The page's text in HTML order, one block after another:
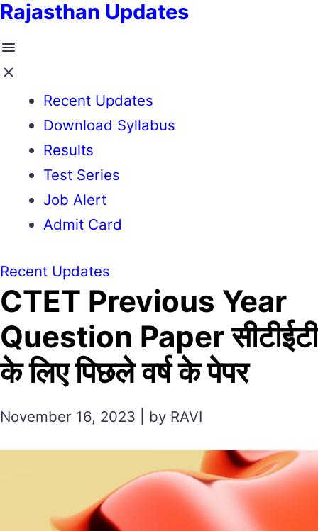
Rajasthan Updates
Recent Updates
Download Syllabus
Results
Test Series
Job Alert
Admit Card
Recent Updates
CTET Previous Year
Question Paper सीटीईटी
के लिए पिछले वर्ष के पेपर
November 16, 2023 | by RAVI